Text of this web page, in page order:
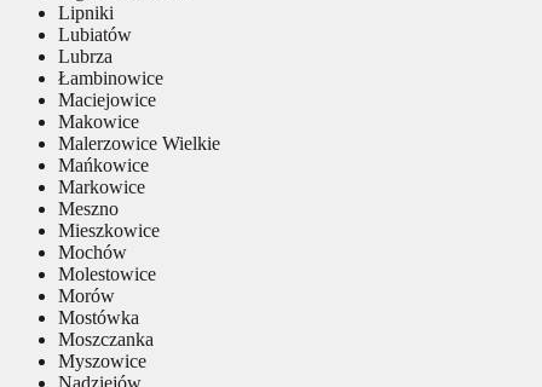
Lipniki
Lubiatów
Lubrza
Łambinowice
Maciejowice
Makowice
Malerzowice Wielkie
Mańkowice
Markowice
Meszno
Mieszkowice
Mochów
Molestowice
Morów
Mostówka
Moszczanka
Myszowice
Nadziejów